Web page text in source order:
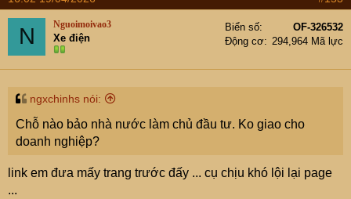
N Nguoimoivao3
Xe điện
Biển số
OF-326532
Động cơ
294,964 Mã lực
ngxchinhs nói:
Chỗ nào bảo nhà nước làm chủ đầu tư. Ko giao cho
doanh nghiệp?
link em đưa mấy trang trước đấy ... cụ chịu khó lội lại page
...